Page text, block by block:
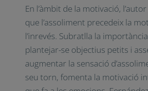
La importància de la
motivació
En l’àmbit de la motivació, l’autor